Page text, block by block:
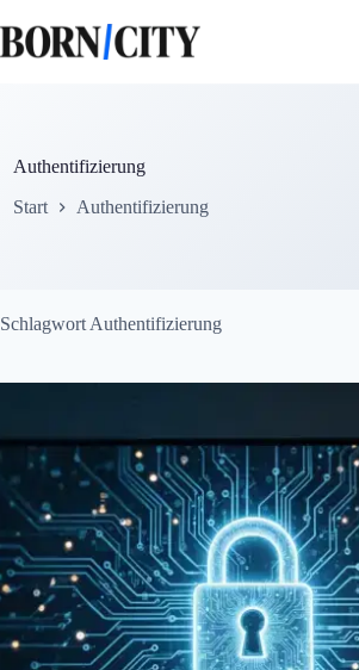
Inhalt
springen
Authentifizierung
Start Authentifizierung
Schlagwort Authentifizierung